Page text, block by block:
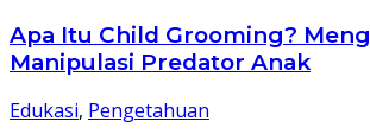
Apa Itu Child Grooming?
Manipulasi Predator Anak
Edukasi, Pengetahuan